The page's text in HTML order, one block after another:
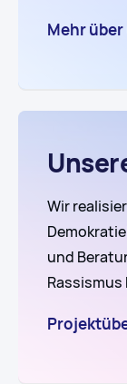
Mehr über
Wir
und